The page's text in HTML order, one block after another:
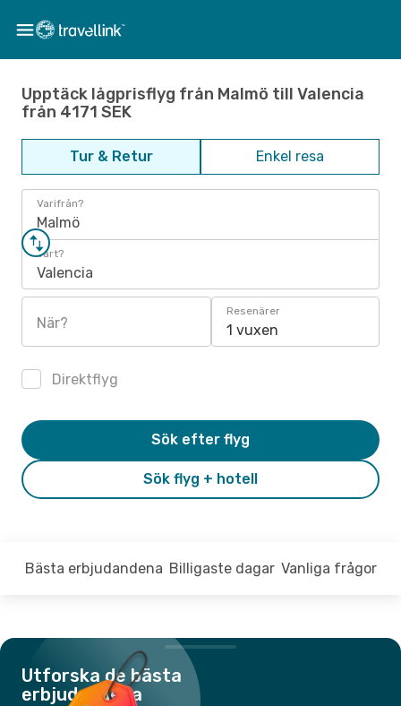
Upptäck lågprisflyg från Malmö till Valencia
från 4171 SEK
Tur & Retur Enkel resa
Varifrån?
Malmö
Vart?
Valencia
När?
Resenärer
1 vuxen
Direktflyg
Sök flyg + hotell
Sök efter flyg
Bästa erbjudandena Billigaste dagar Vanliga frågor
Utforska de bästa
erbjudandena